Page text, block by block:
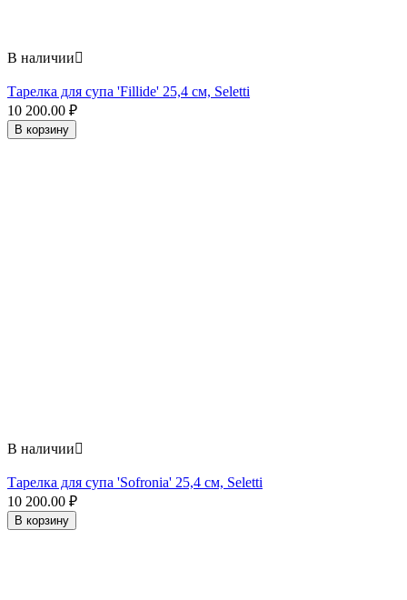
В наличии
Тарелка для супа 'Fillide' 25,4 см, Seletti
10 200.00 ₽
В корзину
В наличии
Тарелка для супа 'Sofronia' 25,4 см, Seletti
10 200.00 ₽
В корзину